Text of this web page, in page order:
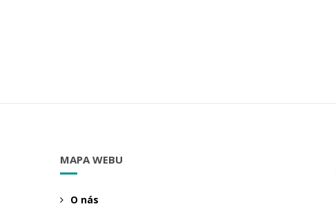
MAPA WEBU
O nás